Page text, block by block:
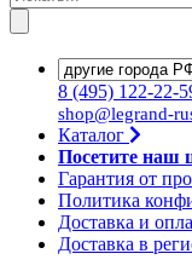
8 (495) 122-22-
shop@legrand-
Каталог
Посетите наш
Гарантия от
Политика
Доставка и
Доставка в